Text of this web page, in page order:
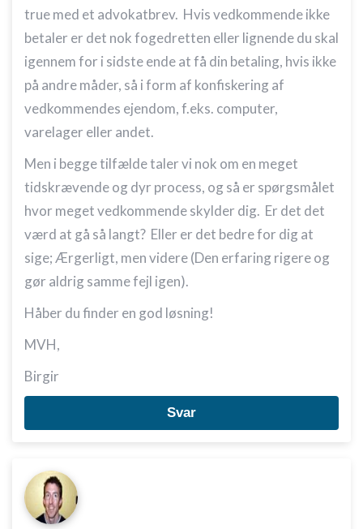
true med et advokatbrev. Hvis vedkommende ikke
betaler er det nok fogedretten eller lignende du skal
igennem for i sidste ende at få din betaling, hvis ikke
på andre måder, så i form af konfiskering af
vedkommendes ejendom, f.eks. computer,
varelager eller andet.
Men i begge tilfælde taler vi nok om en meget
tidskrævende og dyr process, og så er spørgsmålet
hvor meget vedkommende skylder dig. Er det det
værd at gå så langt? Eller er det bedre for dig at
sige; Ærgerligt, men videre (Den erfaring rigere og
gør aldrig samme fejl igen).
Håber du finder en god løsning!
MVH,
Birgir
Svar